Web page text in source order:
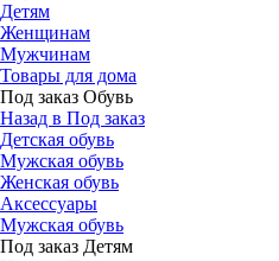
Детям
Женщинам
Мужчинам
Товары для дома
Под заказ Обувь
Назад в Под заказ
Детская обувь
Мужская обувь
Женская обувь
Аксессуары
Мужская обувь
Под заказ Детям